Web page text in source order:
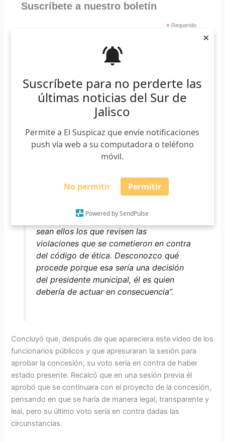
Suscríbete para no perderte las
últimas noticias del Sur de
Jalisco
Permite a El Suspicaz que envíe notificaciones
push vía web a su computadora o teléfono
móvil.
No permitir Permitir
Powered by SendPulse
×
Suscríbete a nuestro boletín
* Requerido
de ayer me enteré que el regidor
Alejandro Barragán ya presentó primero
un escrito dirigido al presidente
del cargo a esos dos funcionarios.
También presentó en la Contraloría del
Estado un escrito para que la
Contraloría tome el caso directamente y
sean ellos los que revisen las
violaciones que se cometieron en contra
del código de ética. Desconozco qué
procede porque esa sería una decisión
del presidente municipal, él es quien
debería de actuar en consecuencia”.
Concluyó que, después de que apareciera este video de los
funcionarios públicos y que apresuraran la sesión para
aprobar la concesión, su voto sería en contra de haber
estado presente. Recalcó que en una sesión previa él
aprobó que se continuara con el proyecto de la concesión,
pensando en que se haría de manera legal, transparente y
leal, pero su último voto sería en contra dadas las
circunstancias.